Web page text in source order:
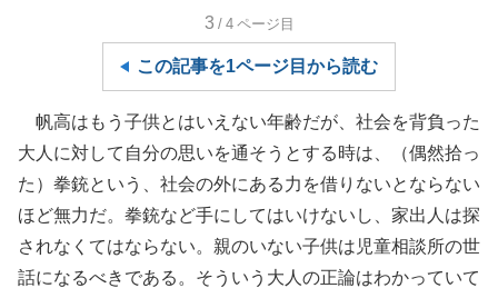
3 /4 ページ目
この記事を1ページ目から読む
帆高はもう子供とはいえない年齢だが、社会を背負った
大人に対して自分の思いを通そうとする時は、（偶然拾っ
た）拳銃という、社会の外にある力を借りないとならない
ほど無力だ。拳銃など手にしてはいけないし、家出人は探
されなくてはならない。親のいない子供は児童相談所の世
話になるべきである。そういう大人の正論はわかっていて